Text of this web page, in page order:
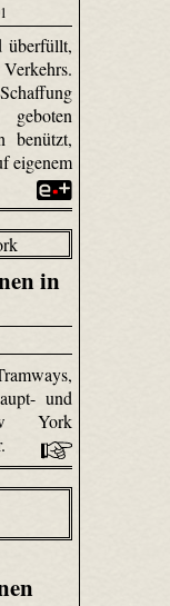
überfüllt,
geboten
benützt,
eigenem
in
und
York